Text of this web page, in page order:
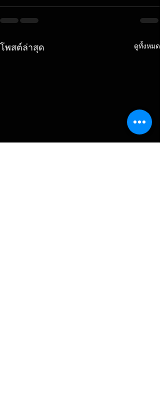
โพสต์ล่าสุด ดูทั้งหมด